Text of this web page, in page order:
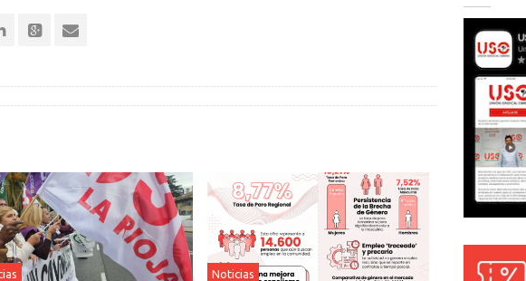
Noticias